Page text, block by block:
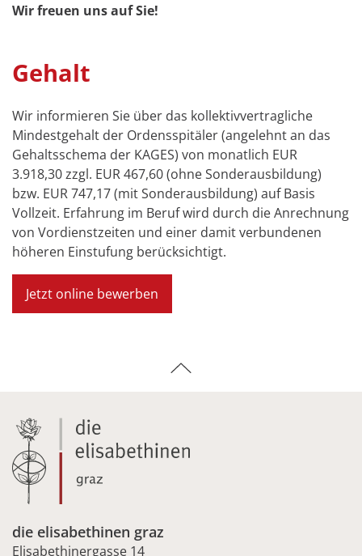
Wir freuen uns auf Sie!
Gehalt
Wir informieren Sie über das kollektivvertragliche
Mindestgehalt der Ordensspitäler (angelehnt an das
Gehaltsschema der KAGES) von monatlich EUR
3.918,30 zzgl. EUR 467,60 (ohne Sonderausbildung)
bzw. EUR 747,17 (mit Sonderausbildung) auf Basis
Vollzeit. Erfahrung im Beruf wird durch die Anrechnung
von Vordienstzeiten und einer damit verbundenen
höheren Einstufung berücksichtigt.
Jetzt online bewerben
die elisabethinen graz
Elisabethinergasse 14